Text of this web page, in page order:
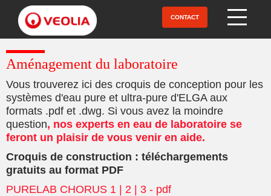
contenu
principal
CONTACT
Aménagement du laboratoire
Vous trouverez ici des croquis de conception pour les
systèmes d'eau pure et ultra-pure d'ELGA aux
formats .pdf et .dwg. Si vous avez la moindre
question, nos experts en eau de laboratoire se
feront un plaisir de vous venir en aide.
Croquis de construction : téléchargements
gratuits au format PDF
PURELAB CHORUS 1 | 2 | 3 - pdf